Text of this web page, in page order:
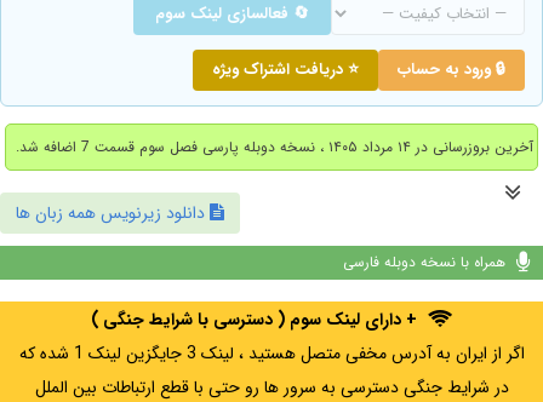
🔄 فعالسازی لینک سوم
🔒 ورود به حساب ⭐ دریافت اشتراک ویژه
آخرین بروزرسانی در ۱۴ مرداد ۱۴۰۵ ، نسخه دوبله پارسی فصل سوم قسمت 7 اضافه شد.
دانلود زیرنویس همه زبان ها
همراه با نسخه دوبله فارسی
+ دارای لینک سوم ( دسترسی با شرایط جنگی )
اگر از ایران به آدرس مخفی متصل هستید ، لینک 3 جایگزین لینک 1 شده که
در شرایط جنگی دسترسی به سرور ها رو حتی با قطع ارتباطات بین الملل